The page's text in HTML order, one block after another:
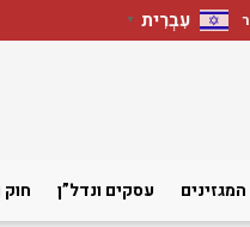
עִבְרִית ▼
עסקים ונדל”ן